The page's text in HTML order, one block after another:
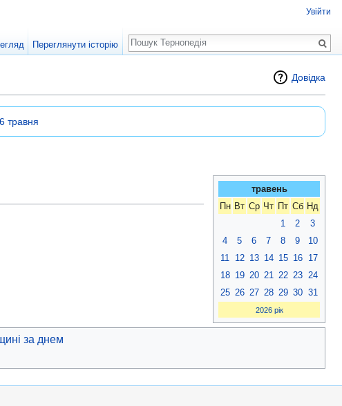
Довідка
травня
травень
Пн Вт Ср Чт Пт Сб Нд
1
2
3
4
5 6 7 8 9
10
11
12 13 14 15 16
17
18 19 20 21 22 23
24
25 26 27 28 29 30 31
2026 рік
за днем
Увійти
Переглянути історію
Пошук